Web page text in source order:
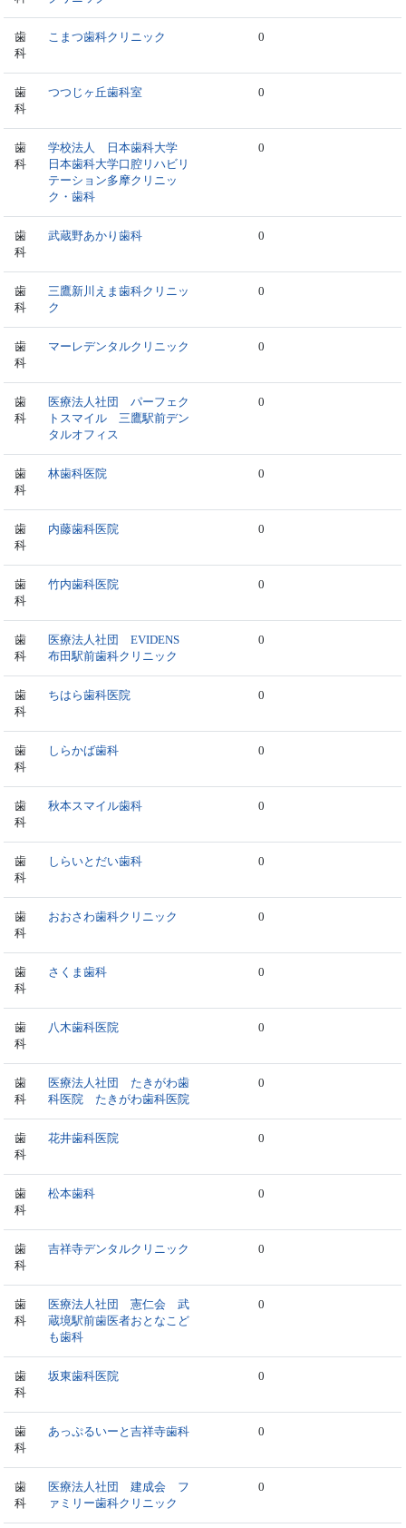
歯
科
こまつ歯科クリニック 0
歯
科
つつじヶ丘歯科室 0
歯
科
学校法人 日本歯科大学
日本歯科大学口腔リハビリ
テーション多摩クリニッ
ク・歯科
0
歯
科
武蔵野あかり歯科 0
歯
科
三鷹新川えま歯科クリニッ
ク
0
歯
科
マーレデンタルクリニック 0
歯
科
医療法人社団 パーフェク
トスマイル 三鷹駅前デン
タルオフィス
0
歯
科
林歯科医院 0
歯
科
内藤歯科医院 0
歯
科
竹内歯科医院 0
歯
科
医療法人社団 EVIDENS
布田駅前歯科クリニック
0
歯
科
ちはら歯科医院 0
歯
科
しらかば歯科 0
歯
科
秋本スマイル歯科 0
歯
科
しらいとだい歯科 0
歯
科
おおさわ歯科クリニック 0
歯
科
さくま歯科 0
歯
科
八木歯科医院 0
歯
科
医療法人社団 たきがわ歯
科医院 たきがわ歯科医院
0
歯
科
花井歯科医院 0
歯
科
松本歯科 0
歯
科
吉祥寺デンタルクリニック 0
歯
科
医療法人社団 憲仁会 武
蔵境駅前歯医者おとなこど
も歯科
0
歯
科
坂東歯科医院 0
歯
科
あっぷるいーと吉祥寺歯科 0
歯
科
医療法人社団 建成会 フ
ァミリー歯科クリニック
0